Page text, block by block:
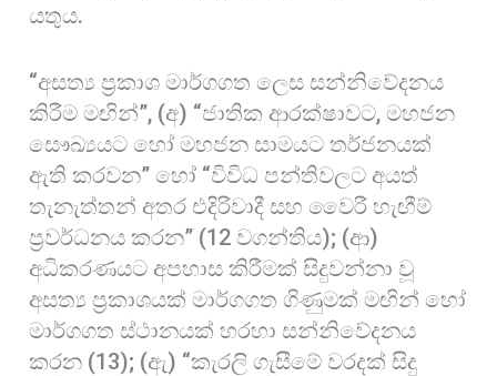
යතුය.
“අසත්‍ය ප්‍රකාශ මාර්ගගත ලෙස සන්නිවේදනය
කිරීම මඟින්”, (අ) “ජාතික ආරක්ෂාවට, මහජන
සෞඛ්‍යයට හෝ මහජන සාමයට තර්ජනයක්
ඇති කරවන” හෝ “විවිධ පන්තිවලට අයත්
තැනැත්තන් අතර එදිරිවාදී සහ වෛරී හැඟීම්
ප්‍රවර්ධනය කරන” (12 වගන්තිය); (ආ)
අධිකරණයට අපහාස කිරීමක් සිදුවන්නා වූ
අසත්‍ය ප්‍රකාශයක් මාර්ගගත ගිණුමක් මඟින් හෝ
මාර්ගගත ස්ථානයක් හරහා සන්නිවේදනය
කරන (13); (ඇ) “කැරලි ගැසීමේ වරදක් සිදු